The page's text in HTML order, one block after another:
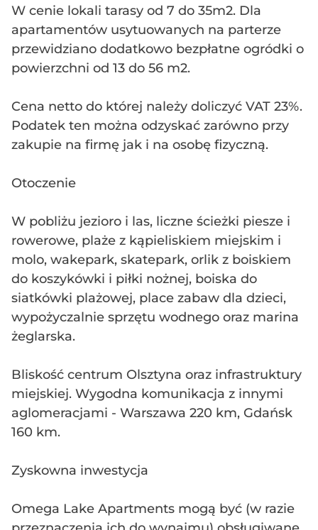
W cenie lokali tarasy od 7 do 35m2. Dla
apartamentów usytuowanych na parterze
przewidziano dodatkowo bezpłatne ogródki o
powierzchni od 13 do 56 m2.
Cena netto do której należy doliczyć VAT 23%.
Podatek ten można odzyskać zarówno przy
zakupie na firmę jak i na osobę fizyczną.
Otoczenie
W pobliżu jezioro i las, liczne ścieżki piesze i
rowerowe, plaże z kąpieliskiem miejskim i
molo, wakepark, skatepark, orlik z boiskiem
do koszykówki i piłki nożnej, boiska do
siatkówki plażowej, place zabaw dla dzieci,
wypożyczalnie sprzętu wodnego oraz marina
żeglarska.
Bliskość centrum Olsztyna oraz infrastruktury
miejskiej. Wygodna komunikacja z innymi
aglomeracjami - Warszawa 220 km, Gdańsk
160 km.
Zyskowna inwestycja
Omega Lake Apartments mogą być (w razie